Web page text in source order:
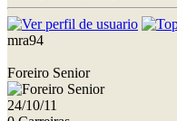
mra94
Foreiro Senior
24/10/11